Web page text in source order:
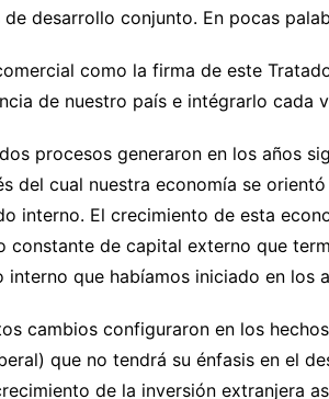
desarrollo conjunto. En pocas
como la firma de este
de nuestro país e intégrarlo cada
procesos generaron en los años
del cual nuestra economía se
interno. El crecimiento de esta
constante de capital externo que
que habíamos iniciado en los
cambios configuraron en los
que no tendrá su énfasis en el
de la inversión extranjera